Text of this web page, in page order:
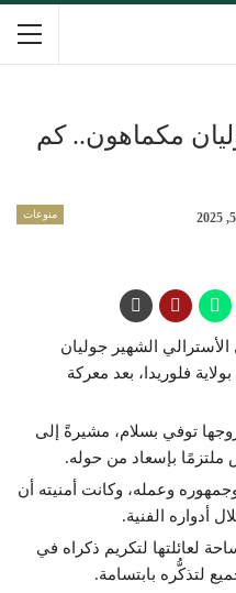
مكماهون.. كم
منوعات
الشهير جوليان
فلوريدا، بعد معركة
توفي بسلام، مشيرةً إلى
ملتزمًا بإسعاد من حوله.
وعمله، وكانت أمنيته أن
أدواره الفنية.
لعائلتها لتكريم ذكراه في
لتذكُّره بابتسامة.